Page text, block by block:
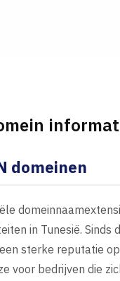
domeinen
in Tunesië. Sinds
sterke reputatie
voor bedrijven die